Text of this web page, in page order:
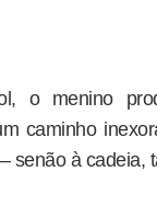
o menino
caminho
senão à cadeia,